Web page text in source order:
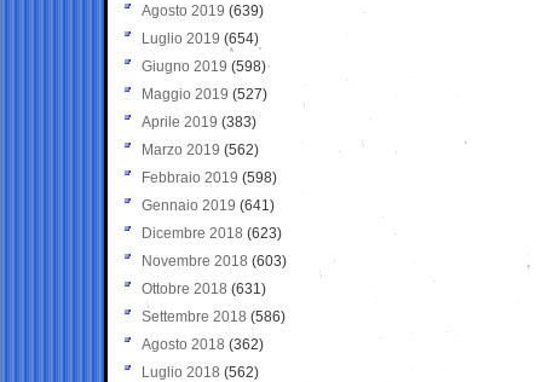
Agosto 2019 (639)
Luglio 2019 (654)
Giugno 2019 (598)
Maggio 2019 (527)
Aprile 2019 (383)
Marzo 2019 (562)
Febbraio 2019 (598)
Gennaio 2019 (641)
Dicembre 2018 (623)
Novembre 2018 (603)
Ottobre 2018 (631)
Settembre 2018 (586)
Agosto 2018 (362)
Luglio 2018 (562)